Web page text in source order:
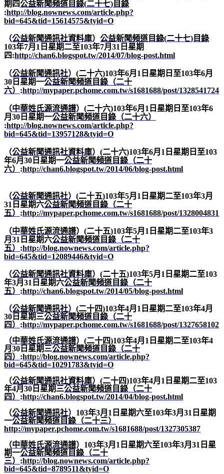
期四公益新聞頻道目錄(二十七) 目錄
:http://blog.nownews.com/article.php?
bid=645&tid=15614575&tyid=O
（公益新聞通訊社資料庫） 公益新聞頻道目錄(二十七) 目錄
103年7月 1 日星期二至103年7月 31 日星期
四:http://chan6.blogspot.tw/2014/07/blog-post.html
（公益新聞通訊社） (二十六)103年6月 1 日星期日至103年6月
30 日星期一公益新聞頻道目錄（二十
六） :http://mypaper.pchome.com.tw/s1681688/post/1328541724
（中華姓氏源流通譜） (二十六)103年6月 1 日星期日至103年6
月 30 日星期一公益新聞頻道目錄（二十六）
:http://blog.nownews.com/article.php?
bid=645&tid=13957128&tyid=O
（公益新聞通訊社資料庫） (二十六)103年6月 1 日星期日至103
年6月 30 日星期一公益新聞頻道目錄（二十
六） :http://chan6.blogspot.tw/2014/06/blog-post.html
（公益新聞通訊社） (二十五)103年5月 1 日星期二至103年3月
31 日星期六公益新聞頻道目錄（二十
五） :http://mypaper.pchome.com.tw/s1681688/post/1328004831
（中華姓氏源流通譜） (二十五)103年5月 1 日星期二至103年3
月 31 日星期六公益新聞頻道目錄（二十
五） :http://blog.nownews.com/article.php?
bid=645&tid=12089446&tyid=O
（公益新聞通訊社資料庫） (二十五)103年5月 1 日星期二至103
年3月 31 日星期六公益新聞頻道目錄（二十
五） :http://chan6.blogspot.tw/2014/05/blog-post.html
（公益新聞通訊社） (二十四)103年4月 1 日星期二至103年4月
30 日星期三公益新聞頻道目錄（二十
四） :http://mypaper.pchome.com.tw/s1681688/post/1327658102
（中華姓氏源流通譜） (二十四)103年4月 1 日星期二至103年4
月 30 日星期三公益新聞頻道目錄（二十
四） :http://blog.nownews.com/article.php?
bid=645&tid=10291783&tyid=O
（公益新聞通訊社資料庫） (二十四)103年4月 1 日星期二至103
年4月 30 日星期三公益新聞頻道目錄（二十
四） :http://chan6.blogspot.tw/2014/04/blog-post.html
（公益新聞通訊社） 103年3月 1 日星期六至103年3月 31 日星期
一公益新聞頻道目錄（二十三）
http://mypaper.pchome.com.tw/s1681688/post/1327305387
（中華姓氏源流通譜） 103年3月 1 日星期六至103年3月 31 日星
期一公益新聞頻道目錄（二十
三） :http://blog.nownews.com/article.php?
bid=645&tid=8789511&tyid=O